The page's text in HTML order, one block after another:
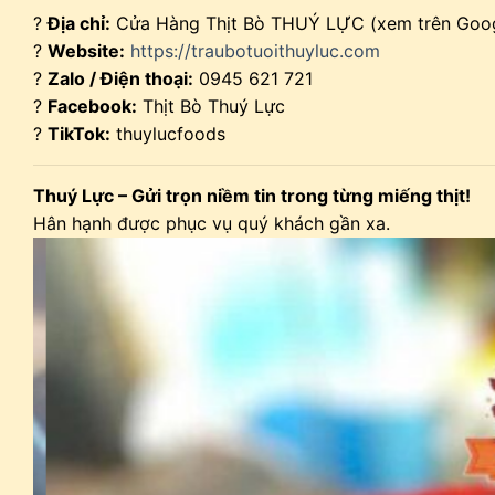
?Địa chỉ: Cửa Hàng Thịt Bò THUÝ LỰC (xem trên
? Website: https://traubotuoithuyluc.com
? Zalo / Điện thoại: 0945 621 721
? Facebook: Thịt Bò Thuý Lực
? TikTok: thuylucfoods
Thuý Lực – Gửi trọn niềm tin trong từng miếng thịt!
Hân hạnh được phục vụ quý khách gần xa.